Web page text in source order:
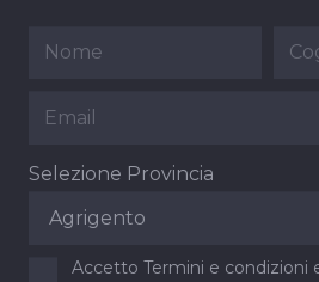
Selezione Provincia
Accetto Termini e condizioni